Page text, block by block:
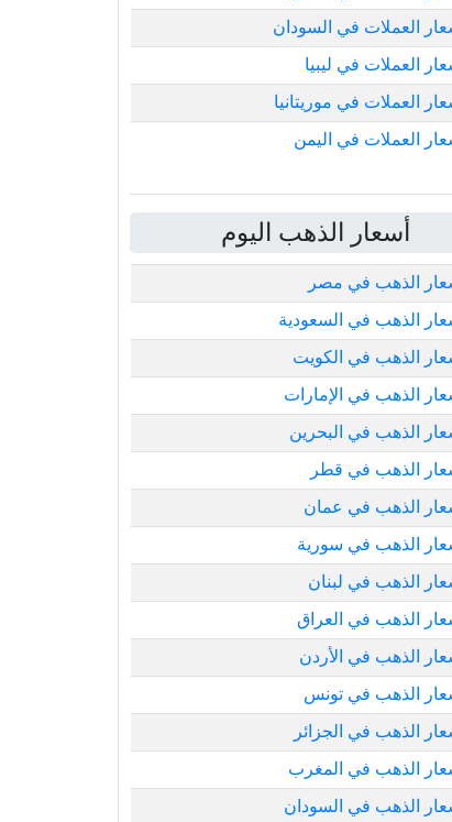
العملات في السودان
العملات في ليبيا
العملات في موريتانيا
العملات في اليمن
أسعار الذهب اليوم
الذهب في مصر
الذهب في السعودية
الذهب في الكويت
الذهب في الإمارات
الذهب في البحرين
الذهب في قطر
الذهب في عمان
الذهب في سورية
الذهب في لبنان
الذهب في العراق
الذهب في الأردن
الذهب في تونس
الذهب في الجزائر
الذهب في المغرب
الذهب في السودان